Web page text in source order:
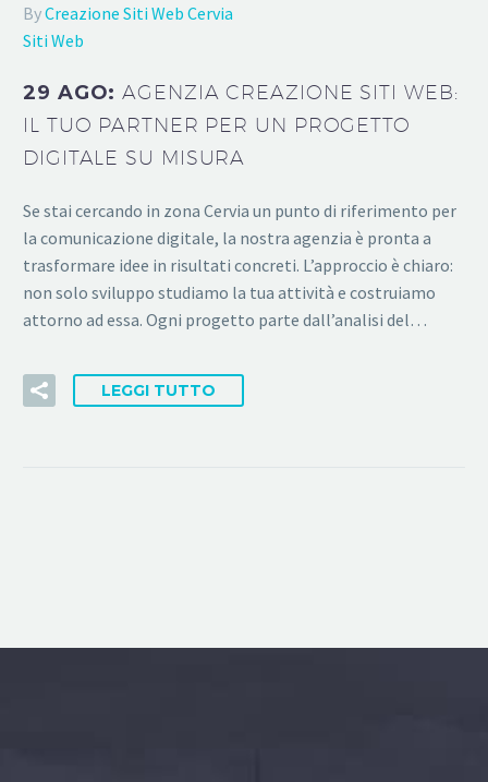
ByCreazione Siti Web Cervia
Siti Web
29 AGO:AGENZIA CREAZIONE SITI WEB:
IL TUO PARTNER PER UN PROGETTO
DIGITALE SU MISURA
Se stai cercando in zona Cervia un punto di riferimento per
la comunicazione digitale, la nostra agenzia è pronta a
trasformare idee in risultati concreti. L’approccio è chiaro:
non solo sviluppo studiamo la tua attività e costruiamo
attorno ad essa. Ogni progetto parte dall’analisi del…
LEGGI TUTTO